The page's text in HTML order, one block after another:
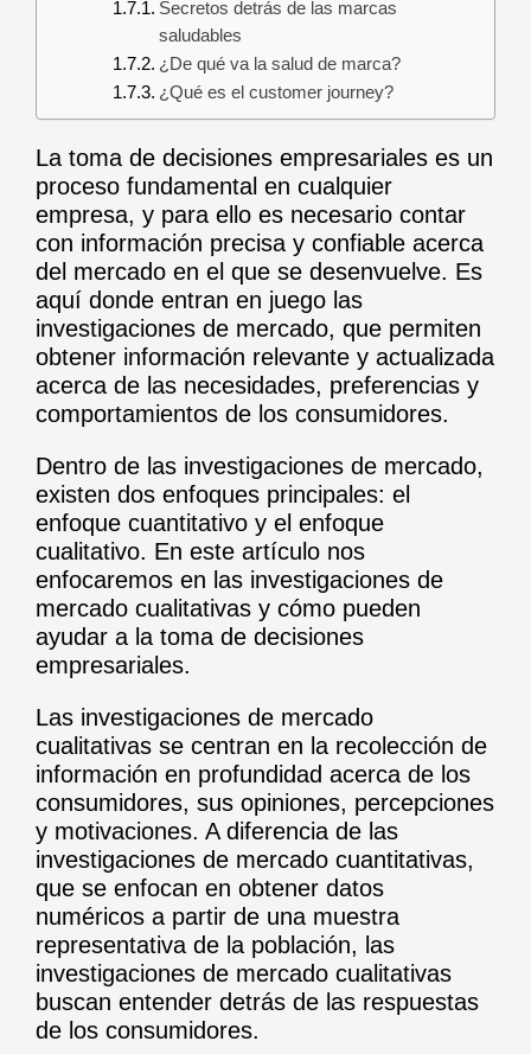
Secretos detrás de las marcas
saludables
¿De qué va la salud de marca?
¿Qué es el customer journey?
La toma de decisiones empresariales es un
proceso fundamental en cualquier
empresa, y para ello es necesario contar
con información precisa y confiable acerca
del mercado en el que se desenvuelve. Es
aquí donde entran en juego las
investigaciones de mercado, que permiten
obtener información relevante y actualizada
acerca de las necesidades, preferencias y
comportamientos de los consumidores.
Dentro de las investigaciones de mercado,
existen dos enfoques principales: el
enfoque cuantitativo y el enfoque
cualitativo. En este artículo nos
enfocaremos en las investigaciones de
mercado cualitativas y cómo pueden
ayudar a la toma de decisiones
empresariales.
Las investigaciones de mercado
cualitativas se centran en la recolección de
información en profundidad acerca de los
consumidores, sus opiniones, percepciones
y motivaciones. A diferencia de las
investigaciones de mercado cuantitativas,
que se enfocan en obtener datos
numéricos a partir de una muestra
representativa de la población, las
investigaciones de mercado cualitativas
buscan entender detrás de las respuestas
de los consumidores.